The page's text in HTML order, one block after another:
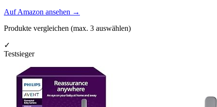
Auf Amazon ansehen →
Produkte vergleichen (max. 3 auswählen)
✓
Testsieger